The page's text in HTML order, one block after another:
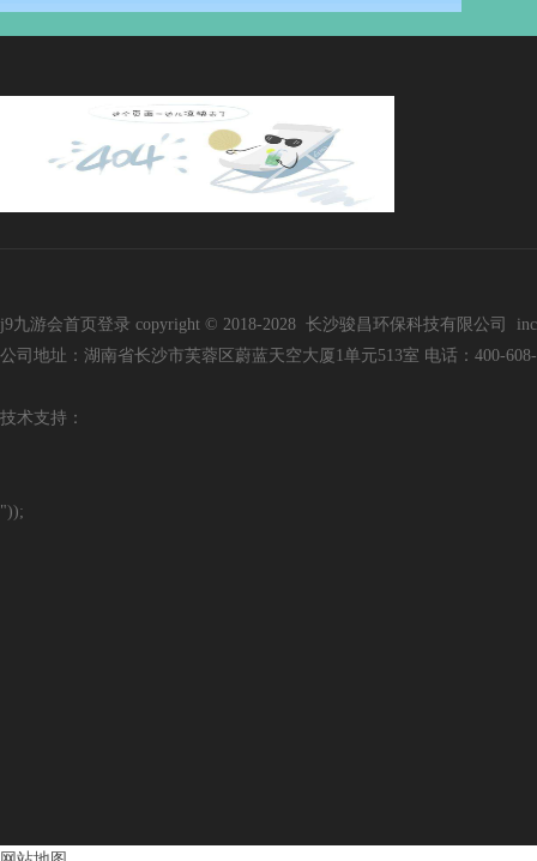
j9九游会首页登录 copyright © 2018-2028 长沙骏昌环保科技有限公司
公司地址：湖南省长沙市芙蓉区蔚蓝天空大厦1单元513室 电话：400-
技术支持：
"));